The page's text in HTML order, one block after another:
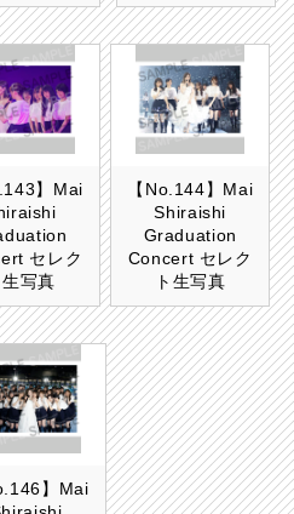
】Mai
セレク
生写真
【No.144】Mai
Shiraishi
Graduation
Concert セレク
ト生写真
】Mai